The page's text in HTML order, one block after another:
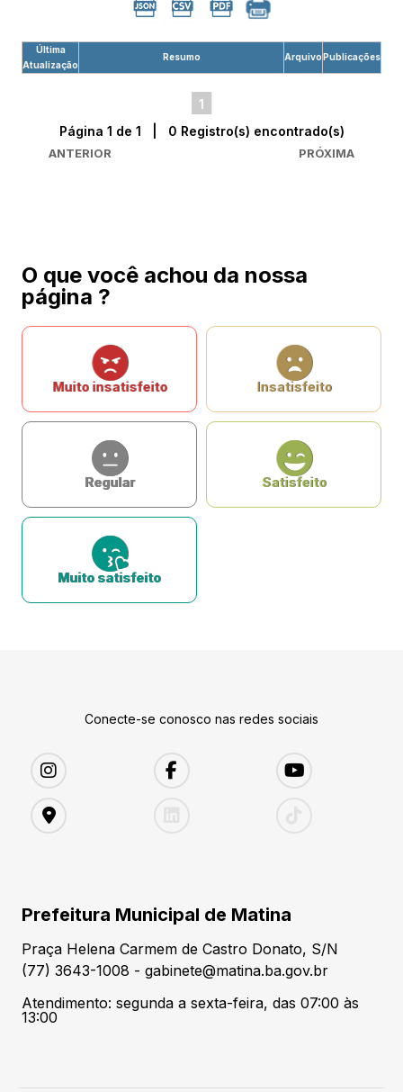
Última
Atualização
Resumo ArquivoPublicações
1
ANTERIOR
Página 1 de 1 | 0 Registro(s) encontrado(s)
PRÓXIMA
O que você achou da nossa
página ?
Muito insatisfeito Insatisfeito
Regular Satisfeito
Muito satisfeito
Conecte-se conosco nas redes sociais
Prefeitura Municipal de Matina
Praça Helena Carmem de Castro Donato, S/N
(77) 3643-1008 - gabinete@matina.ba.gov.br
Atendimento: segunda a sexta-feira, das 07:00 às
13:00